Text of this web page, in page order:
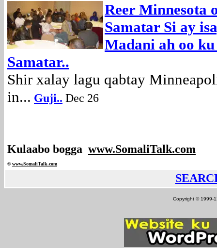
Reer Minnesota
Samatar Si ay
Madani ah oo
Samatar..
Shir xalay lagu qabtay
in... Guji.. Dec 26
Kulaabo bogga www.SomaliTalk.com
©www.SomaliTalk.com
Copyright © 1999-